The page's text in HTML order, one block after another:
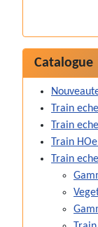
Catalogue
Train
Train
Train
Train